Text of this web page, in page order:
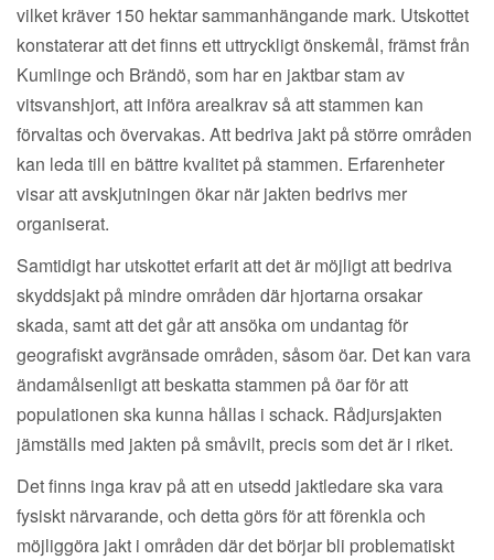
vilket kräver 150 hektar sammanhängande mark. Utskottet
konstaterar att det finns ett uttryckligt önskemål, främst från
Kumlinge och Brändö, som har en jaktbar stam av
vitsvanshjort, att införa arealkrav så att stammen kan
förvaltas och övervakas. Att bedriva jakt på större områden
kan leda till en bättre kvalitet på stammen. Erfarenheter
visar att avskjutningen ökar när jakten bedrivs mer
organiserat.
Samtidigt har utskottet erfarit att det är möjligt att bedriva
skyddsjakt på mindre områden där hjortarna orsakar
skada, samt att det går att ansöka om undantag för
geografiskt avgränsade områden, såsom öar. Det kan vara
ändamålsenligt att beskatta stammen på öar för att
populationen ska kunna hållas i schack. Rådjursjakten
jämställs med jakten på småvilt, precis som det är i riket.
Det finns inga krav på att en utsedd jaktledare ska vara
fysiskt närvarande, och detta görs för att förenkla och
möjliggöra jakt i områden där det börjar bli problematiskt